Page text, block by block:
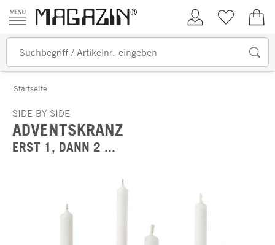
Zum Inhalt springen
Kundenkonto
Merkliste
Startseite
SIDE BY SIDE
ADVENTSKRANZ
ERST 1, DANN 2 ...